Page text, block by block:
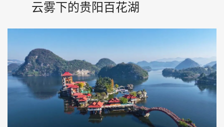
云雾下的贵阳百花湖